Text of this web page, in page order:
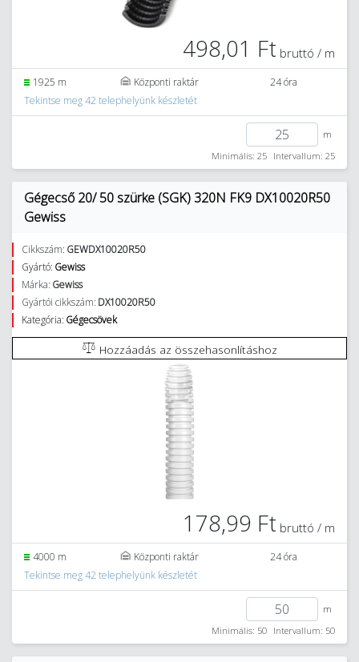
498,01 Ft bruttó / m
1925 m Központi raktár
24 óra
Tekintse meg 42 telephelyünk készletét
m
Minimális: 25 Intervallum: 25
Gégecső 20/ 50 szürke (SGK) 320N FK9 DX10020R50
Gewiss
Cikkszám: GEWDX10020R50
Gyártó: Gewiss
Márka: Gewiss
Gyártói cikkszám: DX10020R50
Kategória: Gégecsövek
Hozzáadás az összehasonlításhoz
178,99 Ft bruttó / m
4000 m Központi raktár
24 óra
Tekintse meg 42 telephelyünk készletét
m
Minimális: 50 Intervallum: 50